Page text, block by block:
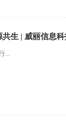
生 | 威丽信息科
...